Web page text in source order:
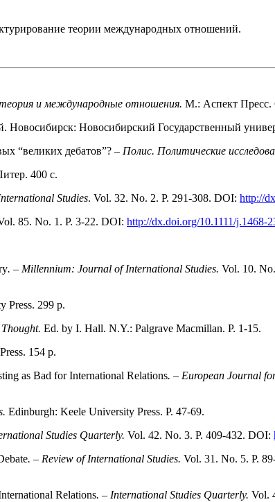
теории международных отношений.
и международные отношения. М.: Аспект Пресс.
Новосибирск: Новосибирский Государственный
“великих дебатов”? – Полис. Политические
400 с.
Studies. Vol. 32. No. 2. P. 291‑308. DOI: http://
85. No. 1. P. 3‑22. DOI: http://dx.doi.org/10.1111/
. – Millennium: Journal of International Studies. Vol. 10.
Press. 299 p.
Ed. by I. Hall. N.Y.: Palgrave Macmillan. P. 1‑15.
154 p.
as Bad for International Relations. – European Journal
Edinburgh: Keele University Press. P. 47‑69.
Studies Quarterly. Vol. 42. No. 3. P. 409‑432. DOI:
. – Review of International Studies. Vol. 31. No. 5. P.
Relations. – International Studies Quarterly. Vol.